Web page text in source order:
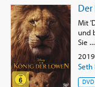
Mit
und
Sie ...
2019
Seth
DVD